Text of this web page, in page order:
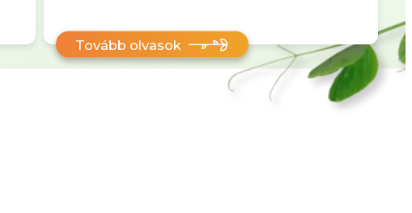
Tovább olvasok